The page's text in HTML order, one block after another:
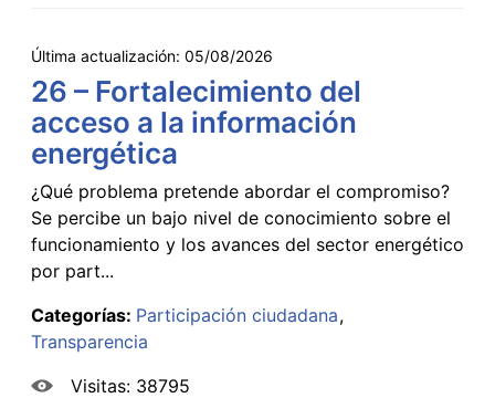
Última actualización: 05/08/2026
26 – Fortalecimiento del
acceso a la información
energética
¿Qué problema pretende abordar el compromiso?
Se percibe un bajo nivel de conocimiento sobre el
funcionamiento y los avances del sector energético
por part...
Categorías: Participación ciudadana
Transparencia
Visitas: 38795